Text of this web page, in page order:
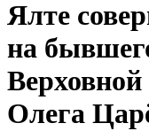
Ялте
на
Олега